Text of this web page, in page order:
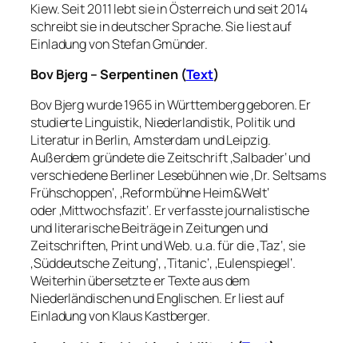
Kiew. Seit 2011 lebt sie in Österreich und seit 2014
schreibt sie in deutscher Sprache. Sie liest auf
Einladung von Stefan Gmünder.
Bov Bjerg – Serpentinen (Text)
Bov Bjerg wurde 1965 in Württemberg geboren. Er
studierte Linguistik, Niederlandistik, Politik und
Literatur in Berlin, Amsterdam und Leipzig.
Außerdem gründete die Zeitschrift ‚Salbader‘ und
verschiedene Berliner Lesebühnen wie ‚Dr. Seltsams
Frühschoppen‘, ‚Reformbühne Heim&Welt‘
oder‚Mittwochsfazit‘. Er verfasste journalistische
und literarische Beiträge in Zeitungen und
Zeitschriften, Print und Web. u.a. für die ‚Taz‘, sie
‚Süddeutsche Zeitung‘, ‚Titanic‘, ‚Eulenspiegel‘.
Weiterhin übersetzte er Texte aus dem
Niederländischen und Englischen. Er liest auf
Einladung von Klaus Kastberger.